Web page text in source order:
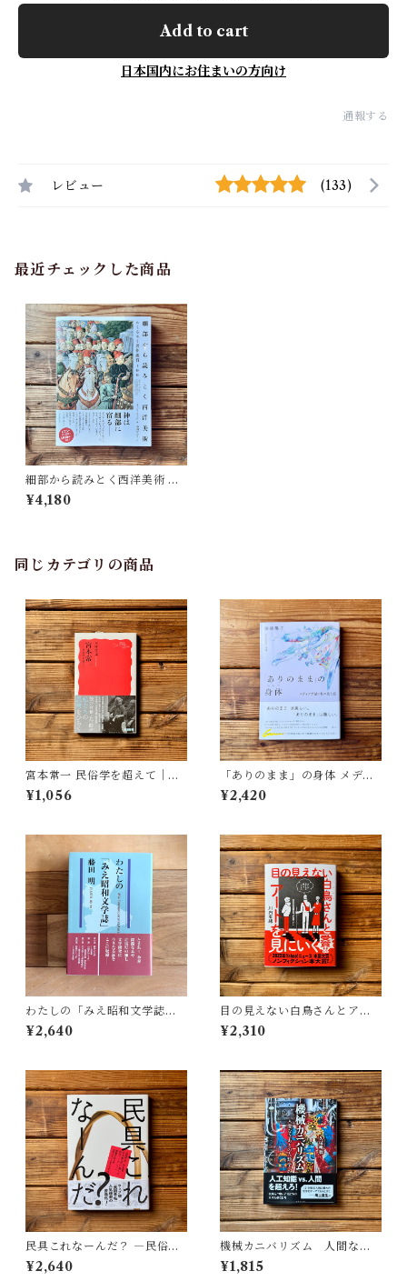
Add to cart
日本国内にお住まいの方向け
通報する
レビュー (133)
最近チェックした商品
細部から読みとく西洋美術 め
くるめく名作鑑賞100 | スージ
ー・ホッジ, 中山ゆかり(翻訳)
¥4,180
同じカテゴリの商品
宮本常一 民俗学を超えて｜木
村 哲也
¥1,056
「ありのまま」の身体 メディ
アが描く私の見た目 | 藤嶋 陽
子(著)
¥2,420
わたしの「みえ昭和文学誌」 |
藤田 明
¥2,640
目の見えない白鳥さんとアー
トを見にいく | 川内 有緒
¥2,310
民具これなーんだ？ ―民俗学
者・宮本常一が美術大学に遺
した民具コレクション | 加藤幸
¥2,640
機械カニバリズム 人間なき
あとの人類学へ｜久保 明教
¥1,815